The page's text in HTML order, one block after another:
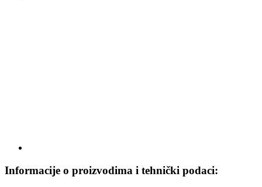
Informacije o proizvodima i tehnički podaci: